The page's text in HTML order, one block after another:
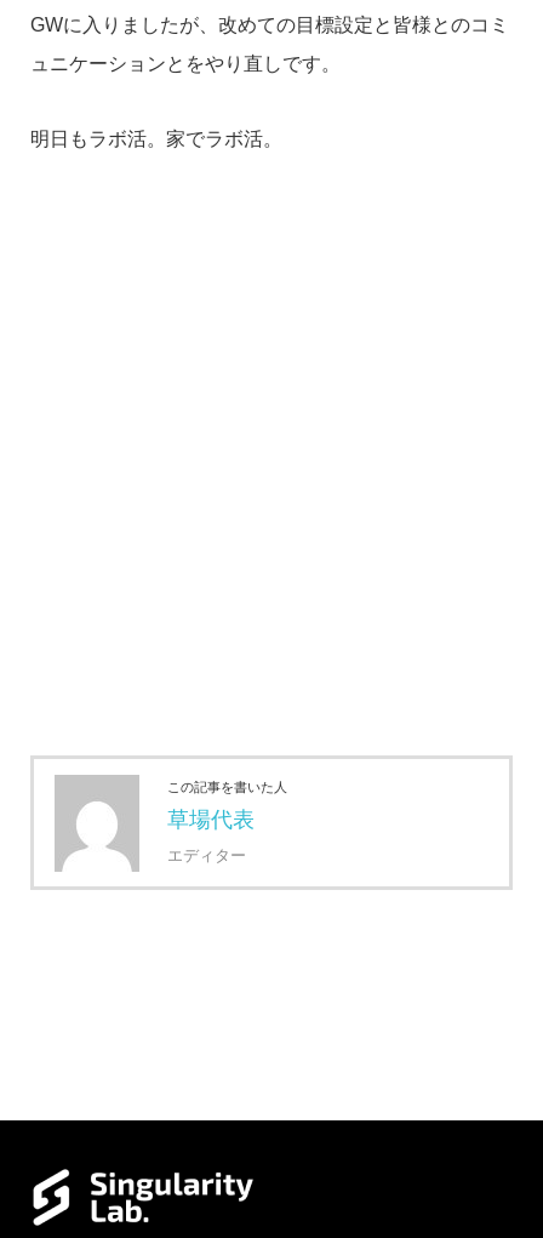
GWに入りましたが、改めての目標設定と皆様とのコミ
ュニケーションとをやり直しです。
明日もラボ活。家でラボ活。
この記事を書いた人
草場代表
エディター